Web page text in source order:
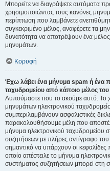
Μπορείτε να διαγράψετε αυτόματα
χρησιμοποιώντας τους κανόνες
περίπτωση που λαμβάνετε
συγκεκριμένο μέλος, αναφέρετε τα
δυνατότητα να αποτρέψουν ένα
μηνυμάτων.
Κορυφή
Έχω λάβει ένα μήνυμα spam ή ένα
ταχυδρομείου από κάποιο μέλος
Λυπούμαστε που το ακούμε αυτό. Το
μηνυμάτων ηλεκτρονικού
συμπεριλαμβάνουν ασφαλιστικές
παρακολουθήσουμε μέλη που
μήνυμα ηλεκτρονικού ταχυδρομείου
συζητήσεων με πλήρες αντίγραφο
σημαντικό να υπάρχουν οι κεφαλίδες
οποίο απέστειλε το μήνυμα
συστήματος συζητήσεων μπορεί στη